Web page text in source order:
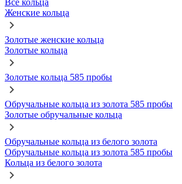
Все кольца
Женские кольца
Золотые женские кольца
Золотые кольца
Золотые кольца 585 пробы
Обручальные кольца из золота 585 пробы
Золотые обручальные кольца
Обручальные кольца из белого золота
Обручальные кольца из золота 585 пробы
Кольца из белого золота